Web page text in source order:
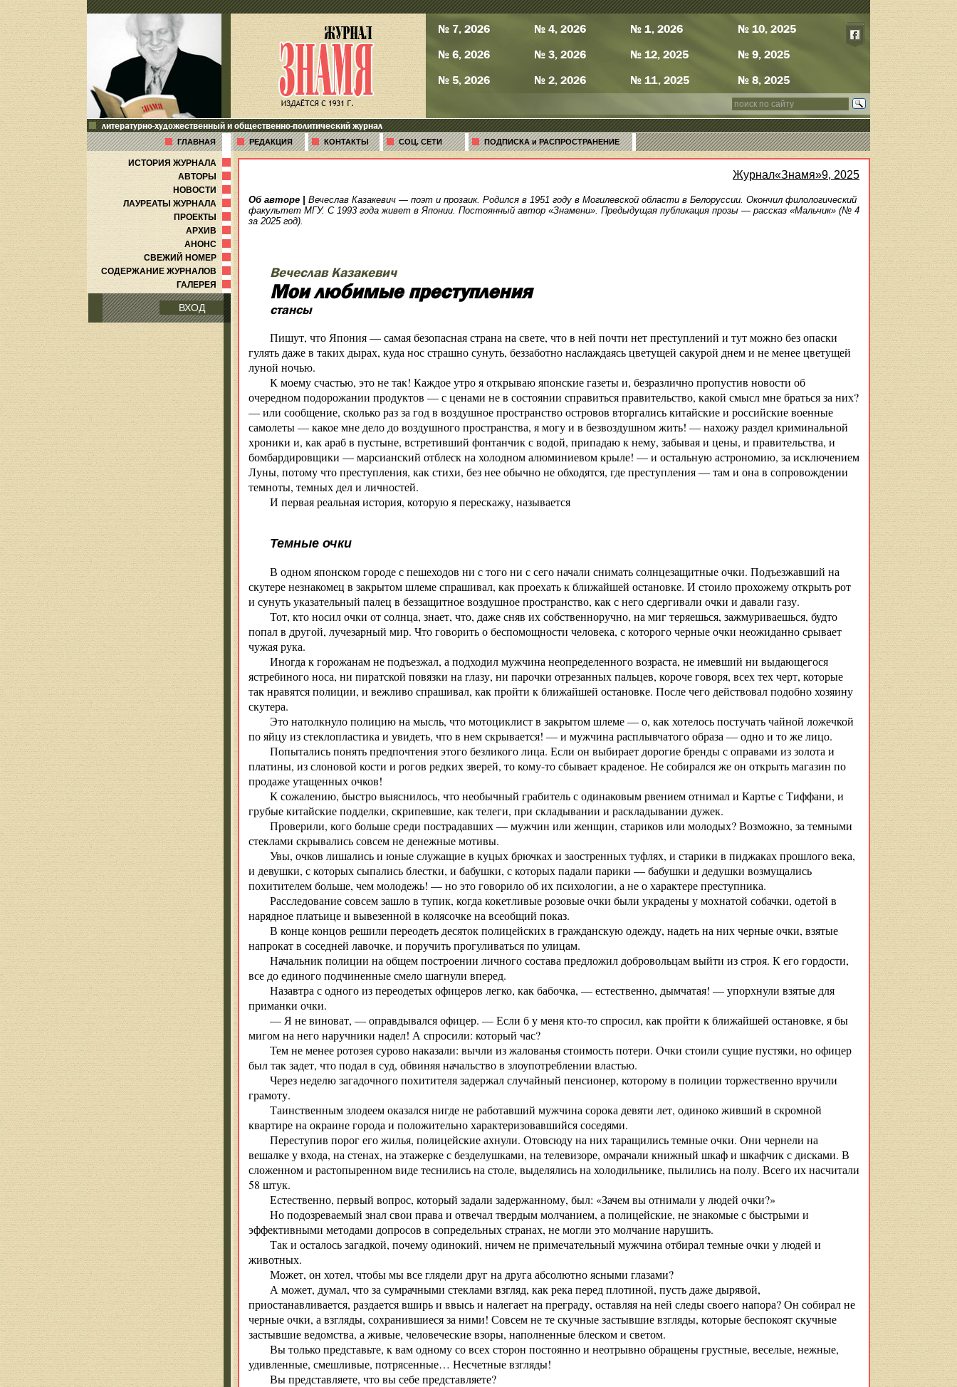
№ 7, 2026
№ 6, 2026
№ 5, 2026
№ 4, 2026
№ 3, 2026
№ 2, 2026
№ 1, 2026
№ 12, 2025
№ 11, 2025
№ 10, 2025
№ 9, 2025
№ 8, 2025
литературно-художественный и общественно-политический журнал
ГЛАВНАЯ РЕДАКЦИЯ КОНТАКТЫ СОЦ. СЕТИ ПОДПИСКА и РАСПРОСТРАНЕНИЕ
ИСТОРИЯ ЖУРНАЛА
АВТОРЫ
НОВОСТИ
ЛАУРЕАТЫ ЖУРНАЛА
ПРОЕКТЫ
АРХИВ
АНОНС
СВЕЖИЙ НОМЕР
СОДЕРЖАНИЕ ЖУРНАЛОВ
ГАЛЕРЕЯ
ВХОД
Журнал«Знамя»9, 2025
Об авторе
Вечеслав Казакевич — поэт и прозаик. Родился в 1951 году в Могилевской области в Белоруссии. Окончил филологический
факультет МГУ. С 1993 года живет в Японии. Постоянный автор «Знамени». Предыдущая публикация прозы — рассказ «Мальчик» (№ 4
за 2025 год).
Вечеслав Казакевич
Мои любимые преступления
стансы
Пишут, что Япония — самая безопасная страна на свете, что в ней почти нет преступлений и тут можно без опаски
гулять даже в таких дырах, куда нос страшно сунуть, беззаботно наслаждаясь цветущей сакурой днем и не менее цветущей
луной ночью.
К моему счастью, это не так! Каждое утро я открываю японские газеты и, безразлично пропустив новости об
очередном подорожании продуктов — с ценами не в состоянии справиться правительство, какой смысл мне браться за них?
— или сообщение, сколько раз за год в воздушное пространство островов вторгались китайские и российские военные
самолеты — какое мне дело до воздушного пространства, я могу и в безвоздушном жить! — нахожу раздел криминальной
хроники и, как араб в пустыне, встретивший фонтанчик с водой, припадаю к нему, забывая и цены, и правительства, и
бомбардировщики — марсианский отблеск на холодном алюминиевом крыле! — и остальную астрономию, за исключением
Луны, потому что преступления, как стихи, без нее обычно не обходятся, где преступления — там и она в сопровождении
темноты, темных дел и личностей.
И первая реальная история, которую я перескажу, называется
Темные очки
В одном японском городе с пешеходов ни с того ни с сего начали снимать солнцезащитные очки. Подъезжавший на
скутере незнакомец в закрытом шлеме спрашивал, как проехать к ближайшей остановке. И стоило прохожему открыть рот
и сунуть указательный палец в беззащитное воздушное пространство, как с него сдергивали очки и давали газу.
Тот, кто носил очки от солнца, знает, что, даже сняв их собственноручно, на миг теряешься, зажмуриваешься, будто
попал в другой, лучезарный мир. Что говорить о беспомощности человека, с которого черные очки неожиданно срывает
чужая рука.
Иногда к горожанам не подъезжал, а подходил мужчина неопределенного возраста, не имевший ни выдающегося
ястребиного носа, ни пиратской повязки на глазу, ни парочки отрезанных пальцев, короче говоря, всех тех черт, которые
так нравятся полиции, и вежливо спрашивал, как пройти к ближайшей остановке. После чего действовал подобно хозяину
скутера.
Это натолкнуло полицию на мысль, что мотоциклист в закрытом шлеме — о, как хотелось постучать чайной ложечкой
по яйцу из стеклопластика и увидеть, что в нем скрывается! — и мужчина расплывчатого образа — одно и то же лицо.
Попытались понять предпочтения этого безликого лица. Если он выбирает дорогие бренды с оправами из золота и
платины, из слоновой кости и рогов редких зверей, то кому-то сбывает краденое. Не собирался же он открыть магазин по
продаже утащенных очков!
К сожалению, быстро выяснилось, что необычный грабитель с одинаковым рвением отнимал и Картье с Тиффани, и
грубые китайские подделки, скрипевшие, как телеги, при складывании и раскладывании дужек.
Проверили, кого больше среди пострадавших — мужчин или женщин, стариков или молодых? Возможно, за темными
стеклами скрывались совсем не денежные мотивы.
Увы, очков лишались и юные служащие в куцых брючках и заостренных туфлях, и старики в пиджаках прошлого века,
и девушки, с которых сыпались блестки, и бабушки, с которых падали парики — бабушки и дедушки возмущались
похитителем больше, чем молодежь! — но это говорило об их психологии, а не о характере преступника.
Расследование совсем зашло в тупик, когда кокетливые розовые очки были украдены у мохнатой собачки, одетой в
нарядное платьице и вывезенной в колясочке на всеобщий показ.
В конце концов решили переодеть десяток полицейских в гражданскую одежду, надеть на них черные очки, взятые
напрокат в соседней лавочке, и поручить прогуливаться по улицам.
Начальник полиции на общем построении личного состава предложил добровольцам выйти из строя. К его гордости,
все до единого подчиненные смело шагнули вперед.
Назавтра с одного из переодетых офицеров легко, как бабочка, — естественно, дымчатая! — упорхнули взятые для
приманки очки.
— Я не виноват, — оправдывался офицер. — Если б у меня кто-то спросил, как пройти к ближайшей остановке, я бы
мигом на него наручники надел! А спросили: который час?
Тем не менее ротозея сурово наказали: вычли из жалованья стоимость потери. Очки стоили сущие пустяки, но офицер
был так задет, что подал в суд, обвиняя начальство в злоупотреблении властью.
Через неделю загадочного похитителя задержал случайный пенсионер, которому в полиции торжественно вручили
грамоту.
Таинственным злодеем оказался нигде не работавший мужчина сорока девяти лет, одиноко живший в скромной
квартире на окраине города и положительно характеризовавшийся соседями.
Переступив порог его жилья, полицейские ахнули. Отовсюду на них таращились темные очки. Они чернели на
вешалке у входа, на стенах, на этажерке с безделушками, на телевизоре, омрачали книжный шкаф и шкафчик с дисками. В
сложенном и растопыренном виде теснились на столе, выделялись на холодильнике, пылились на полу. Всего их насчитали
58 штук.
Естественно, первый вопрос, который задали задержанному, был: «Зачем вы отнимали у людей очки?»
Но подозреваемый знал свои права и отвечал твердым молчанием, а полицейские, не знакомые с быстрыми и
эффективными методами допросов в сопредельных странах, не могли это молчание нарушить.
Так и осталось загадкой, почему одинокий, ничем не примечательный мужчина отбирал темные очки у людей и
животных.
Может, он хотел, чтобы мы все глядели друг на друга абсолютно ясными глазами?
А может, думал, что за сумрачными стеклами взгляд, как река перед плотиной, пусть даже дырявой,
приостанавливается, раздается вширь и ввысь и налегает на преграду, оставляя на ней следы своего напора? Он собирал не
черные очки, а взгляды, сохранившиеся за ними! Совсем не те скучные застывшие взгляды, которые беспокоят скучные
застывшие ведомства, а живые, человеческие взоры, наполненные блеском и светом.
Вы только представьте, к вам одному со всех сторон постоянно и неотрывно обращены грустные, веселые, нежные,
удивленные, смешливые, потрясенные… Несчетные взгляды!
Вы представляете, что вы себе представляете?